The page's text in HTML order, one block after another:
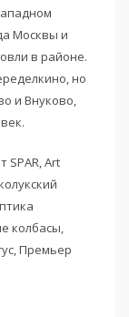
Москвы и
в районе.
но
и Внуково,
Art
колбасы,
Премьер